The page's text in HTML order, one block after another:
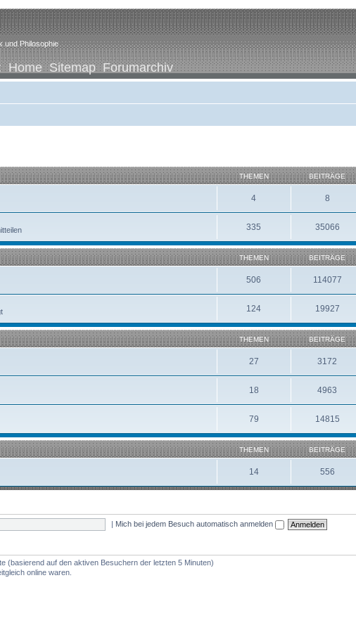
und Philosophie
Home Sitemap Forumarchiv
THEMEN BEITRÄGE
4 8
335 35066
THEMEN BEITRÄGE
506 114077
124 19927
THEMEN BEITRÄGE
27 3172
18 4963
79 14815
THEMEN BEITRÄGE
14 556
| Mich bei jedem Besuch automatisch anmelden
(basierend auf den aktiven Besuchern der letzten 5 Minuten)
online waren.